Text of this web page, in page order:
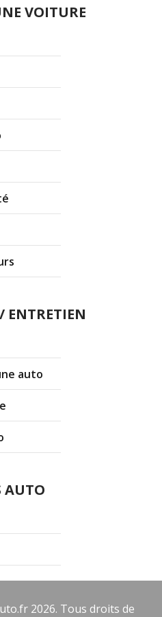
VOITURE
ENTRETIEN
auto
AUTO
2026. Tous droits de